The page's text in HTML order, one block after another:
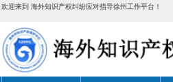
欢迎来到 海外知识产权纠纷应对指导徐州工作平台！